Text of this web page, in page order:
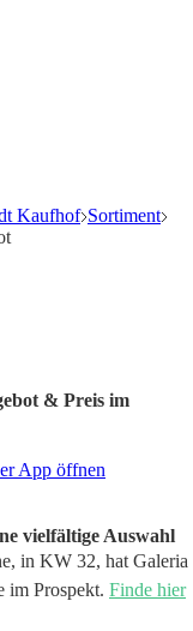
Kaufhof Sortiment
& Preis im
App öffnen
vielfältige Auswahl
in KW 32, hat Galeria
im Prospekt. Finde hier